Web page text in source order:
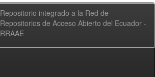
Repositorio integrado a la Red de
Repositorios de Acceso Abierto del Ecuador -
RRAAE